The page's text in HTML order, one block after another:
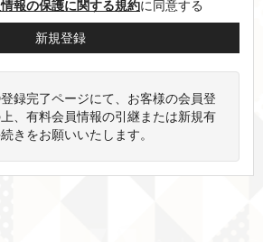
報の保護に関する規約に同意する
録完了ページにて、お客様の会員登
、有料会員情報の引継または新規有
きをお願いいたします。